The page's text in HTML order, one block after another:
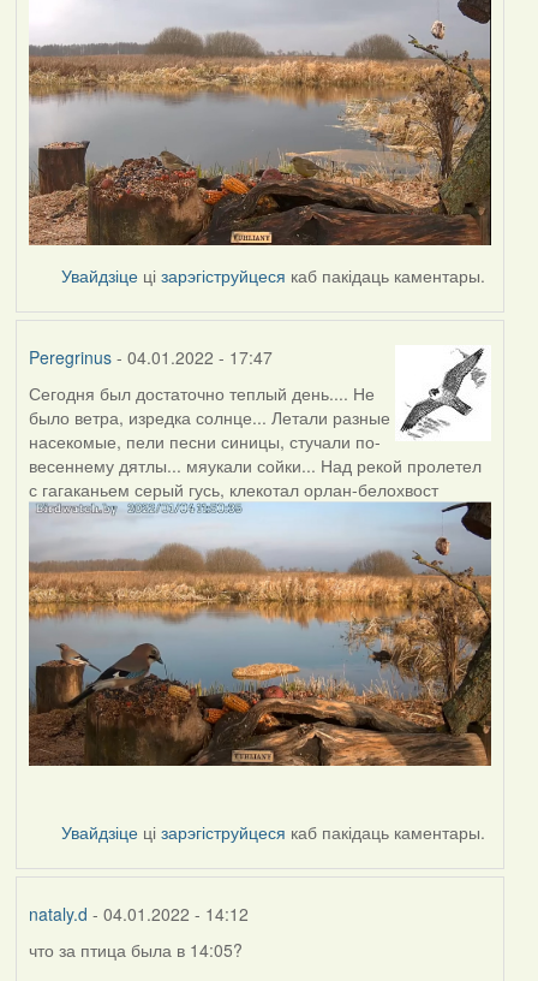
Увайдзіце цізарэгіструйцеся каб пакідаць каментары.
Peregrinus- 04.01.2022 - 17:47
Сегодня был достаточно теплый день.... Не
было ветра, изредка солнце... Летали разные
насекомые, пели песни синицы, стучали по-
весеннему дятлы... мяукали сойки... Над рекой пролетел
с гагаканьем серый гусь, клекотал орлан-белохвост
Увайдзіце цізарэгіструйцеся каб пакідаць каментары.
nataly.d - 04.01.2022 - 14:12
что за птица была в 14:05?